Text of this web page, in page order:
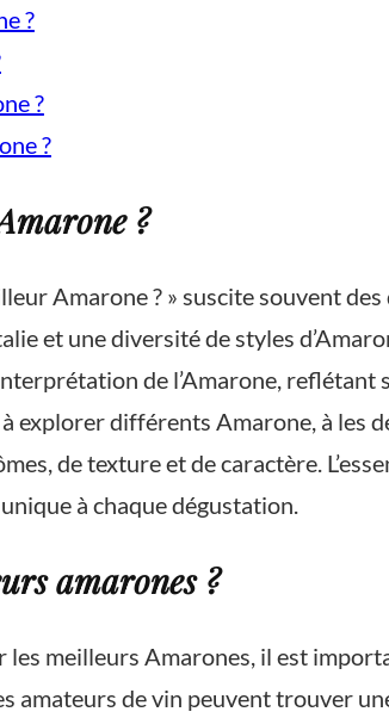
?
?
?
?
Amarone ? » suscite souvent
et une diversité de styles
de l’Amarone, reflétant
explorer différents Amarone, à les
de texture et de caractère.
à chaque dégustation.
amarones ?
les meilleurs Amarones, il est
amateurs de vin peuvent trouver